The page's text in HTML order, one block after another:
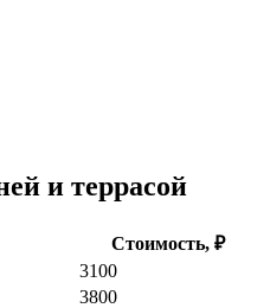
и террасой
Стоимость, ₽
3100
3800